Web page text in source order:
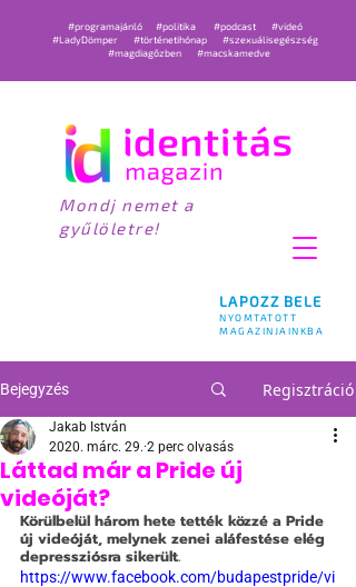
LAPOZZ BELE
NYOMTATOTT
MAGAZINJAINKBA
#programajánló #politika #podcast
#videó
#LadyDömper
#történetihónap
#szexuálisegészség
#magdiagőzben
#macskamedve
Mondj nemet a
gyűlöletre!
Bejegyzés Regisztráció
Láttad már a Pride új
videóját?
Jakab István
2020. márc. 29. 2 perc olvasás
Körülbelül három hete tették közzé a Pride
új videóját, melynek zenei aláfestése elég
depressziósra sikerült.
https://www.facebook.com/budapestpride/vi